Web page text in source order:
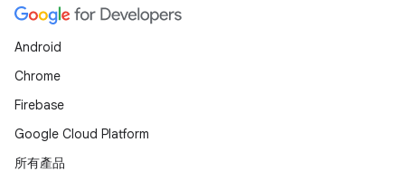
Android
Chrome
Firebase
Google Cloud Platform
所有產品